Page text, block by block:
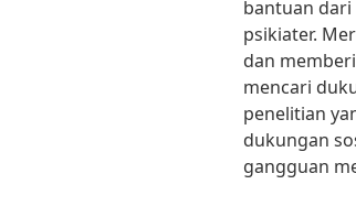
bantuan
psikiater.
dan
mencari
penelitian
dukungan
gangguan